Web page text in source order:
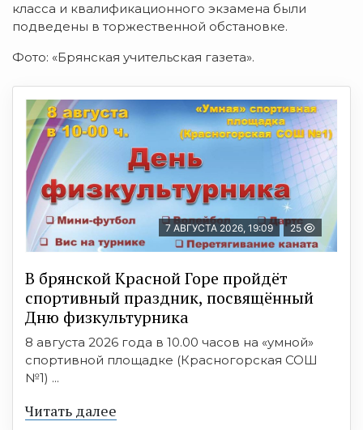
класса и квалификационного экзамена были
подведены в торжественной обстановке.
Фото: «Брянская учительская газета».
7 АВГУСТА 2026, 19:09 25
В брянской Красной Горе пройдёт
спортивный праздник, посвящённый
Дню физкультурника
8 августа 2026 года в 10.00 часов на «умной»
спортивной площадке (Красногорская СОШ
№1) ...
Читать далее